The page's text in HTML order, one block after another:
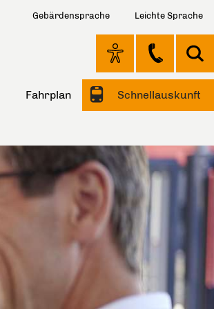
Gebärdensprache Leichte Sprache
Fahrplan Schnellauskunft